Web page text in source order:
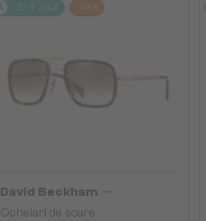
2-4 ZILE -14%
David Beckham
Ochelari de soare